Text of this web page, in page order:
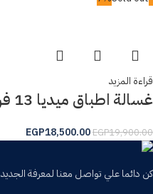
قراءة المزيد
غسالة اطباق ميديا 13 فرد، واي فاي ، فضي – MDWPF1333C(S)-W-EG
EGP19,900.00
EGP18,500.00
كن دائما علي تواصل معنا لمعرفة الجديد